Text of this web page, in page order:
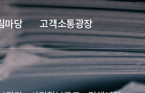
문 바로가기
뉴 바로가기
마당 고객소통광장